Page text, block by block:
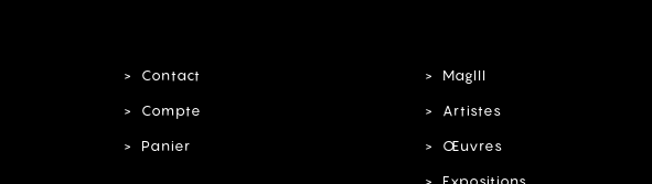
Contact
Compte
Panier
MagIII
Artistes
Œuvres